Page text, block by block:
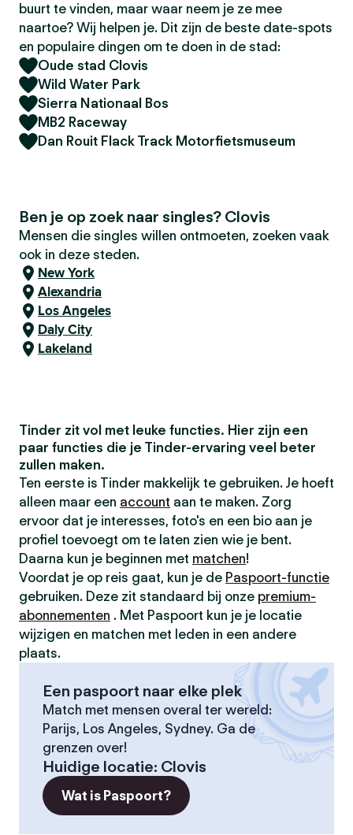
buurt te vinden, maar waar neem je ze mee
naartoe? Wij helpen je. Dit zijn de beste date-spots
en populaire dingen om te doen in de stad:
Oude stad Clovis
Wild Water Park
Sierra Nationaal Bos
MB2 Raceway
Dan Rouit Flack Track Motorfietsmuseum
Ben je op zoek naar singles? Clovis
Mensen die singles willen ontmoeten, zoeken vaak
ook in deze steden.
New York
Alexandria
Los Angeles
Daly City
Lakeland
Tinder zit vol met leuke functies. Hier zijn een
paar functies die je Tinder-ervaring veel beter
zullen maken.
Ten eerste is Tinder makkelijk te gebruiken. Je hoeft
alleen maar een account aan te maken. Zorg
ervoor dat je interesses, foto's en een bio aan je
profiel toevoegt om te laten zien wie je bent.
Daarna kun je beginnen met matchen!
Voordat je op reis gaat, kun je de Paspoort-functie
gebruiken. Deze zit standaard bij onze premium-
abonnementen . Met Paspoort kun je je locatie
wijzigen en matchen met leden in een andere
plaats.
Een paspoort naar elke plek
Match met mensen overal ter wereld:
Parijs, Los Angeles, Sydney. Ga de
grenzen over!
Huidige locatie: Clovis
Wat is Paspoort?